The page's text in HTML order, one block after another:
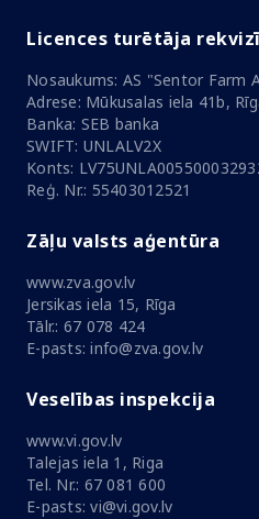
Licences turētāja
Nosaukums: AS "Sentor Farm
Adrese: Mūkusalas iela 41b,
Banka: SEB banka
SWIFT: UNLALV2X
Konts:
Reģ. Nr.: 55403012521
Zāļu valsts aģentūra
www.zva.gov.lv
Jersikas iela 15, Rīga
Tālr.: 67 078 424
E-pasts: info@zva.gov.lv
Veselības inspekcija
www.vi.gov.lv
Talejas iela 1, Riga
Tel. Nr.: 67 081 600
E-pasts: vi@vi.gov.lv